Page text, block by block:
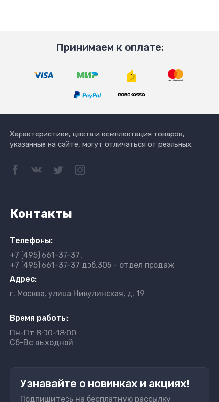
Принимаем к оплате:
Характеристики, цвета и комплектация товаров,
указанные на сайте, могут отличаться от реальных.
Контакты
Телефоны:
+7 (495) 661-37-37
+7 (495) 661-37-37 доб.305 - отдел продаж
Адрес:
г. Москва, улица Никулинская, д. 19
Время работы:
Пн-Пт 8:00-18:00
Сб-Вс выходной
Узнавайте о новинках и акциях!
Подпишитесь на бесплатную рассылку